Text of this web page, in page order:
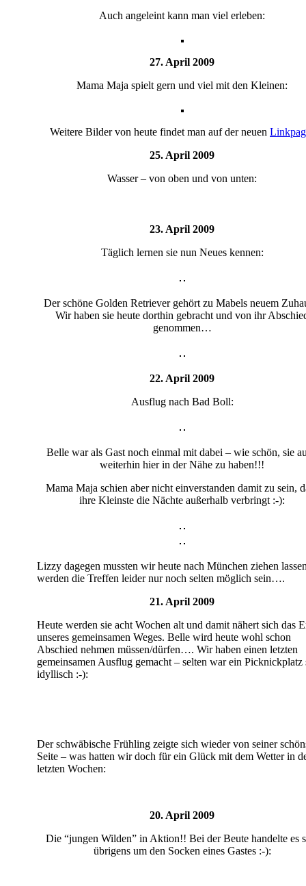
Auch angeleint kann man viel erleben:
27. April 2009
Mama Maja spielt gern und viel mit den Kleinen:
Weitere Bilder von heute findet man auf der neuen
25. April 2009
Wasser – von oben und von unten:
23. April 2009
Täglich lernen sie nun Neues kennen:
Der schöne Golden Retriever gehört zu Mabels neuem
Wir haben sie heute dorthin gebracht und von ihr
genommen…
22. April 2009
Ausflug nach Bad Boll:
Belle war als Gast noch einmal mit dabei – wie schön, sie
weiterhin hier in der Nähe zu haben!!!
Mama Maja schien aber nicht einverstanden damit zu sein,
ihre Kleinste die Nächte außerhalb verbringt :-):
Lizzy dagegen mussten wir heute nach München ziehen
werden die Treffen leider nur noch selten möglich sein….
21. April 2009
Heute werden sie acht Wochen alt und damit nähert sich das
unseres gemeinsamen Weges. Belle wird heute wohl schon
Abschied nehmen müssen/dürfen…. Wir haben einen letzten
gemeinsamen Ausflug gemacht – selten war ein Picknickplatz
idyllisch :-):
Der schwäbische Frühling zeigte sich wieder von seiner
Seite – was hatten wir doch für ein Glück mit dem Wetter in
letzten Wochen:
20. April 2009
Die “jungen Wilden” in Aktion!! Bei der Beute handelte es
übrigens um den Socken eines Gastes :-):